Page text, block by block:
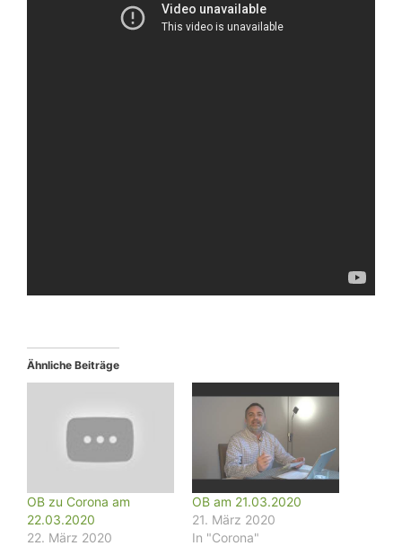
Ähnliche Beiträge
OB zu Corona am
22.03.2020
22. März 2020
OB am 21.03.2020
21. März 2020
In "Corona"